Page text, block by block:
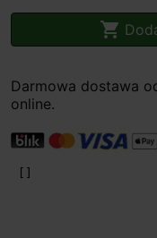

Darmowa dostawa
online.